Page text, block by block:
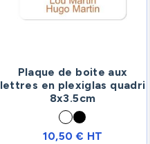
Plaque de boite aux
lettres en plexiglas quadri
8x3.5cm
10,50 € HT